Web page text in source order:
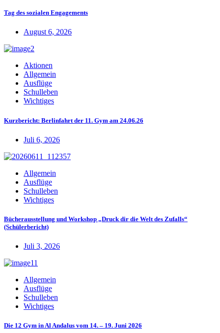
Tag des sozialen Engagements
August 6, 2026
Aktionen
Allgemein
Ausflüge
Schulleben
Wichtiges
Kurzbericht: Berlinfahrt der 11. Gym am 24.06.26
Juli 6, 2026
Allgemein
Ausflüge
Schulleben
Wichtiges
Bücherausstellung und Workshop „Druck dir die Welt des Zufalls“
(Schülerbericht)
Juli 3, 2026
Allgemein
Ausflüge
Schulleben
Wichtiges
Die 12 Gym in Al Andalus vom 14. – 19. Juni 2026